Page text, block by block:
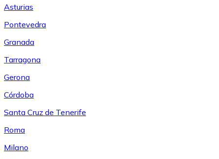
Asturias
Pontevedra
Granada
Tarragona
Gerona
Córdoba
Santa Cruz de Tenerife
Roma
Milano